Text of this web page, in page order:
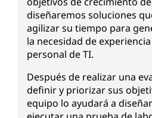
diseñaremos soluciones
agilizar su tiempo para
la necesidad de
personal de TI.
Después de realizar una
definir y priorizar sus
equipo lo ayudará a